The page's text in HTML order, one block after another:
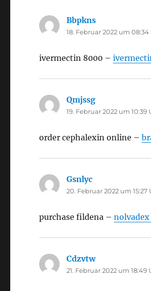
Bbpkns
18. Februar 2022 um 08:34
ivermectin 8000 –
Qmjssg
19. Februar 2022 um 10:39
order cephalexin online –
Gsnlyc
20. Februar 2022 um 15:27
purchase fildena –nolvadex
Cdzvtwsagt:
21. Februar 2022 um 18:49